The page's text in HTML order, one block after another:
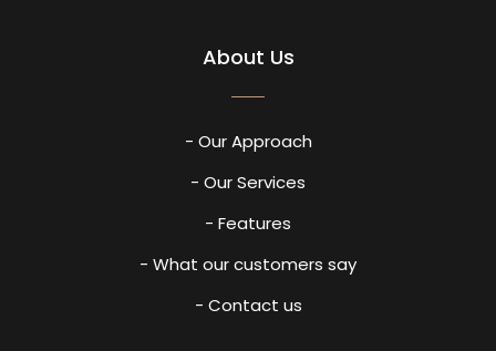
About Us
- Our Approach
- Our Services
- Features
- What our customers say
- Contact us